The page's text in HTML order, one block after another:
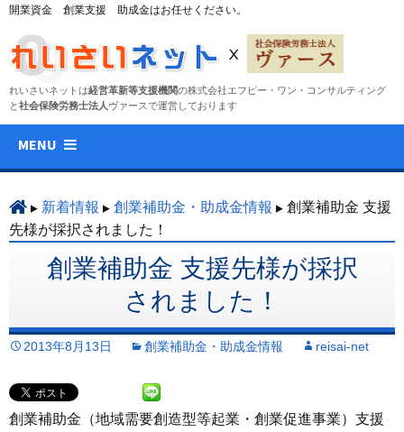
開業資金 創業支援 助成金はお任せください。
れいさいネットは経営革新等支援機関の株式会社エフピー・ワン・コンサルティング
と社会保険労務士法人 ヴァースで運営しております
MENU
ン
ツ
へ
ス
プ
新着情報 創業補助金・助成金情報
創業補助金 支援
先様が採択されました！
創業補助金 支援先様が採択
されました！
2013年8月13日 創業補助金・助成金情報 reisai-net
創業補助金（地域需要創造型等起業・創業促進事業）支援